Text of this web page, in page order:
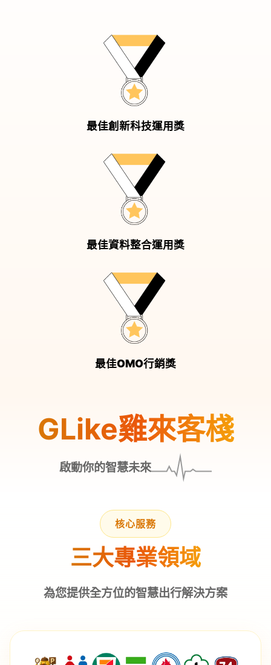
最佳創新科技運用獎
最佳資料整合運用獎
最佳OMO行銷獎
GLike雞來客棧
啟動你的智慧未來
核心服務
三大專業領域
為您提供全方位的智慧出行解決方案